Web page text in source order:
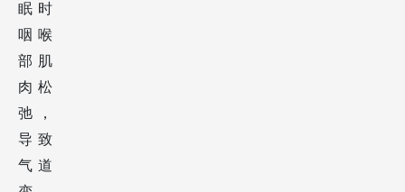
眠时
咽喉
部肌
肉松
弛，
导致
气道